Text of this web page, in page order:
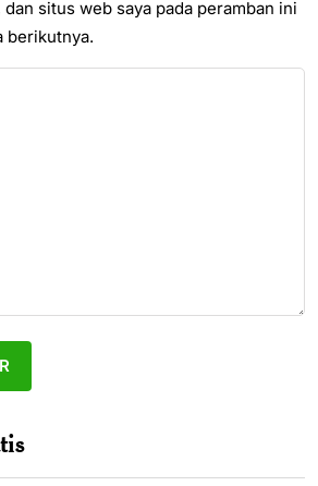
dan situs web saya pada peramban ini
berikutnya.